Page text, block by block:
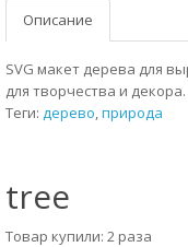
Описание
SVG макет дерева для
для творчества и декора.
Теги: дерево,природа
tree
Товар купили: 2 раза